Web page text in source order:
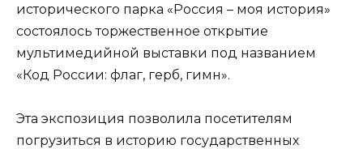
исторического парка «Россия – моя история»
состоялось торжественное открытие
мультимедийной выставки под названием
«Код России: флаг, герб, гимн».
Эта экспозиция позволила посетителям
погрузиться в историю государственных